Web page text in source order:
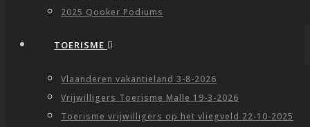
2025 Qooker Podiums
TOERISME
Vlaanderen vakantieland 3-8-2026
Vrijwilligers Toerisme Malle 19-3-2026
Toerisme vrijwilligers op het vliegveld 22-10-2025